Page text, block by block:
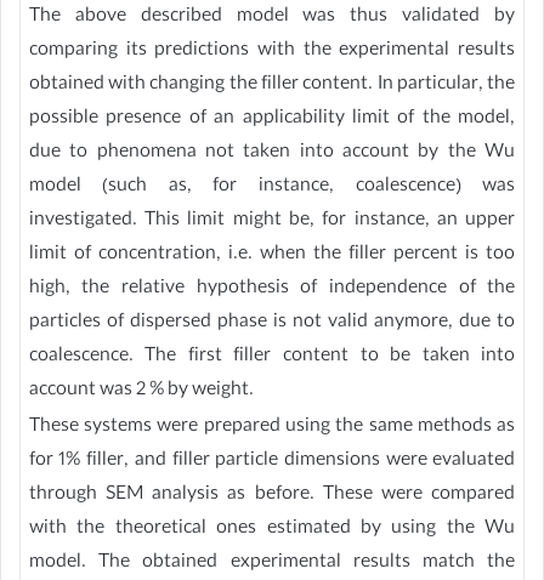
The above described model was thus validated by
comparing its predictions with the experimental results
obtained with changing the filler content. In particular, the
possible presence of an applicability limit of the model,
due to phenomena not taken into account by the Wu
model (such as, for instance, coalescence) was
investigated. This limit might be, for instance, an upper
limit of concentration, i.e. when the filler percent is too
high, the relative hypothesis of independence of the
particles of dispersed phase is not valid anymore, due to
coalescence. The first filler content to be taken into
account was 2 % by weight.
These systems were prepared using the same methods as
for 1% filler, and filler particle dimensions were evaluated
through SEM analysis as before. These were compared
with the theoretical ones estimated by using the Wu
model. The obtained experimental results match the